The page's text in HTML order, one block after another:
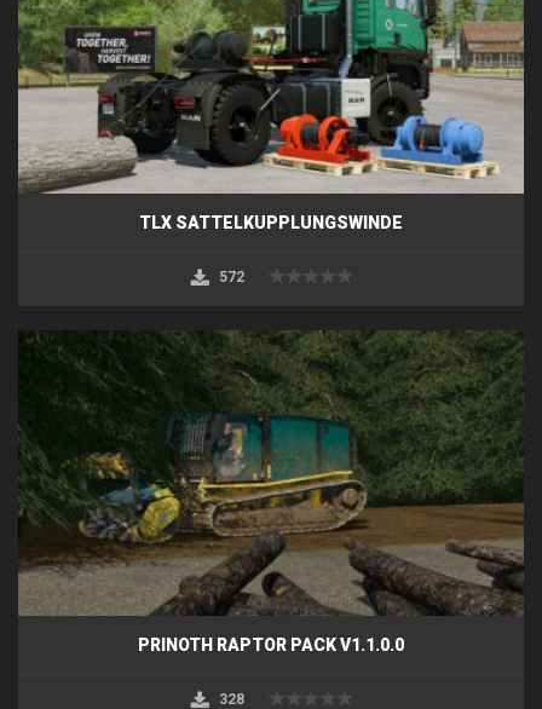
TLX SATTELKUPPLUNGSWINDE
572
PRINOTH RAPTOR PACK V1.1.0.0
328